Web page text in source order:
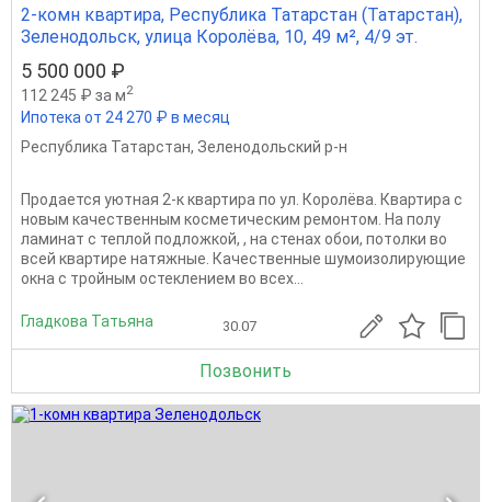
2-комн квартира, Республика Татарстан (Татарстан),
Зеленодольск, улица Королёва, 10, 49 м², 4/9 эт.
5 500 000 ₽
112 245 ₽ за м2
Ипотека от 24 270 ₽ в месяц
Республика Татарстан, Зеленодольский р-н
Продается уютная 2-к квартира по ул. Королёва. Квартира с
новым качественным косметическим ремонтом. На полу
ламинат с теплой подложкой, , на стенах обои, потолки во
всей квартире натяжные. Качественные шумоизолирующие
окна с тройным остеклением во всех...
Гладкова Татьяна 30.07
Позвонить